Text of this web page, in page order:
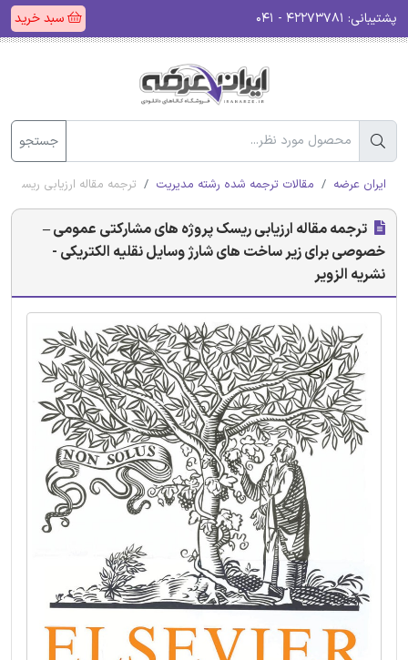
پشتیبانی: سبد خرید
جستجو
ایران عرضه مقالات ترجمه شده رشته مدیریت ترجمه مقاله ارزیابی
ترجمه مقاله ارزیابی ریسک پروژه های مشارکتی عمومی –
خصوصی برای زیر ساخت های شارژ وسایل نقلیه الکتریکی -
نشریه الزویر